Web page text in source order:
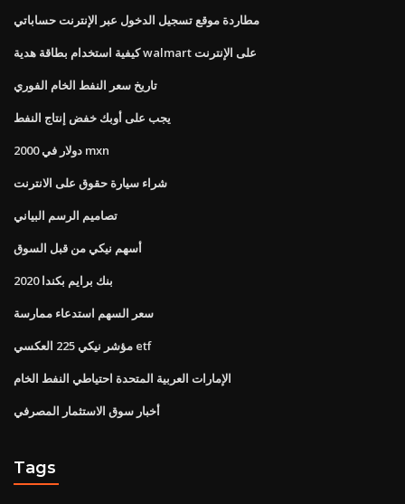
مطاردة موقع تسجيل الدخول عبر الإنترنت حساباتي
كيفية استخدام بطاقة هدية walmart على الإنترنت
تاريخ سعر النفط الخام الفوري
يجب على أوبك خفض إنتاج النفط
2000 دولار في mxn
شراء سيارة حقوق على الانترنت
تصاميم الرسم البياني
أسهم نيكي من قبل السوق
بنك برايم بكندا 2020
سعر السهم استدعاء ممارسة
مؤشر نيكي 225 العكسي etf
الإمارات العربية المتحدة احتياطي النفط الخام
أخبار سوق الاستثمار المصرفي
Tags